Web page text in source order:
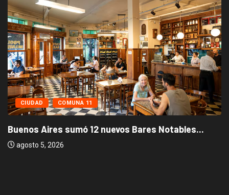
CIUDAD COMUNA 11
Buenos Aires sumó 12 nuevos Bares Notables...
agosto 5, 2026